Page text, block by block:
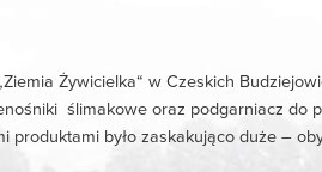
Żywicielka“ w Czeskich
ślimakowe oraz podgarniacz do
produktami było zaskakująco duże –